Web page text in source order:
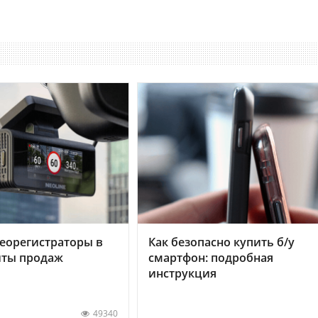
в
продаж
49340
Как безопасно купить б/у
смартфон: подробная
инструкция